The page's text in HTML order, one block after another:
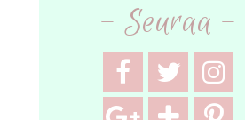
- Seuraa -